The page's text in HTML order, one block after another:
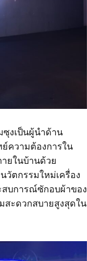
งเป็นผู้นำด้าน
ความต้องการใน
ยในบ้านด้วย
วัตกรรมใหม่เครื่อง
สบการณ์ซักอบผ้าของ
ะดวกสบายสูงสุดใน